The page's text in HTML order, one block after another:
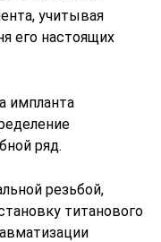
учитывая
его настоящих
импланта
ряд.
резьбой,
титанового